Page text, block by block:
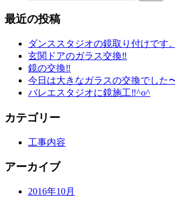
最近の投稿
ダンススタジオの鏡取り付けです。
玄関ドアのガラス交換‼︎
鏡の交換‼︎
今日は大きなガラスの交換でした
バレエスタジオに鏡施工‼︎^o^
カテゴリー
工事内容
アーカイブ
2016年10月